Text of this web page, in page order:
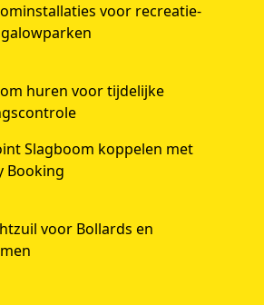
voor recreatie-
huren voor tijdelijke
Slagboom koppelen met
Booking
voor Bollards en